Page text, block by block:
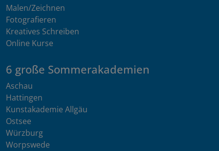
Malen/Zeichnen
Fotografieren
Kreatives Schreiben
Online Kurse
6 große Sommerakademien
Aschau
Hattingen
Kunstakademie Allgäu
Ostsee
Würzburg
Worpswede